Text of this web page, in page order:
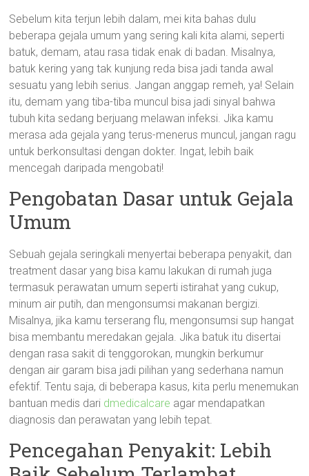
Sebelum kita terjun lebih dalam, mei kita bahas dulu
beberapa gejala umum yang sering kali kita alami, seperti
batuk, demam, atau rasa tidak enak di badan. Misalnya,
batuk kering yang tak kunjung reda bisa jadi tanda awal
sesuatu yang lebih serius. Jangan anggap remeh, ya! Selain
itu, demam yang tiba-tiba muncul bisa jadi sinyal bahwa
tubuh kita sedang berjuang melawan infeksi. Jika kamu
merasa ada gejala yang terus-menerus muncul, jangan ragu
untuk berkonsultasi dengan dokter. Ingat, lebih baik
mencegah daripada mengobati!
Pengobatan Dasar untuk Gejala
Umum
Sebuah gejala seringkali menyertai beberapa penyakit, dan
treatment dasar yang bisa kamu lakukan di rumah juga
termasuk perawatan umum seperti istirahat yang cukup,
minum air putih, dan mengonsumsi makanan bergizi.
Misalnya, jika kamu terserang flu, mengonsumsi sup hangat
bisa membantu meredakan gejala. Jika batuk itu disertai
dengan rasa sakit di tenggorokan, mungkin berkumur
dengan air garam bisa jadi pilihan yang sederhana namun
efektif. Tentu saja, di beberapa kasus, kita perlu menemukan
bantuan medis dari dmedicalcare agar mendapatkan
diagnosis dan perawatan yang lebih tepat.
Pencegahan Penyakit: Lebih